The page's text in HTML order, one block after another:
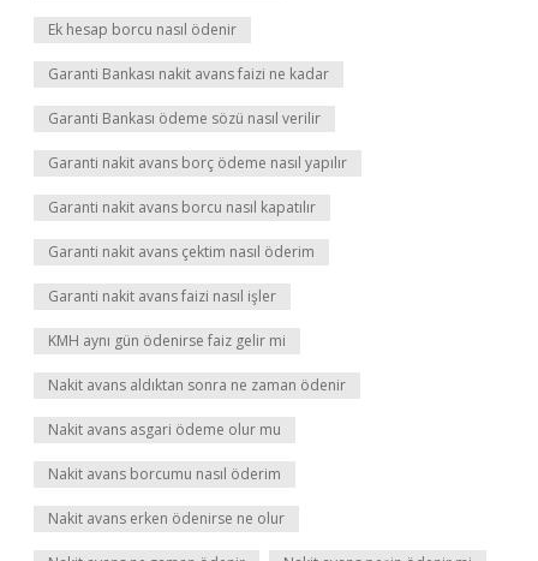
Ek hesap borcu nasıl ödenir
Garanti Bankası nakit avans faizi ne kadar
Garanti Bankası ödeme sözü nasıl verilir
Garanti nakit avans borç ödeme nasıl yapılır
Garanti nakit avans borcu nasıl kapatılır
Garanti nakit avans çektim nasıl öderim
Garanti nakit avans faizi nasıl işler
KMH aynı gün ödenirse faiz gelir mi
Nakit avans aldıktan sonra ne zaman ödenir
Nakit avans asgari ödeme olur mu
Nakit avans borcumu nasıl öderim
Nakit avans erken ödenirse ne olur